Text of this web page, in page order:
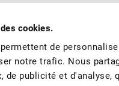
cookies.
de
notre trafic. Nous
de publicité et